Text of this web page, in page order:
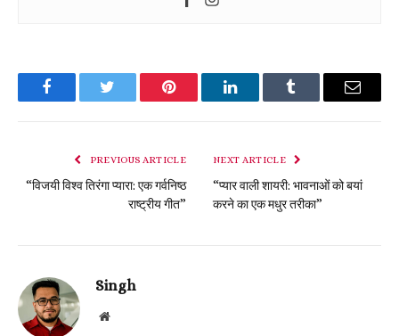
FacebookTwitter Pinterest LinkedInTumblr Email
PREVIOUS ARTICLE
“विजयी विश्व तिरंगा प्यारा: एक गर्वनिष्ठ
राष्ट्रीय गीत”
NEXT ARTICLE
“प्यार वाली शायरी: भावनाओं को बयां
करने का एक मधुर तरीका”
Singh
Website